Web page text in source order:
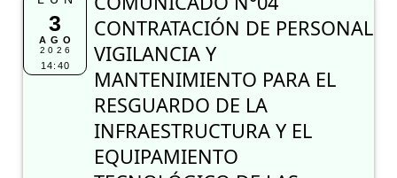
3
AGO
2026
14:40
CONTRATACIÓN DE PERSONAL
VIGILANCIA Y
MANTENIMIENTO PARA EL
RESGUARDO DE LA
INFRAESTRUCTURA Y EL
EQUIPAMIENTO